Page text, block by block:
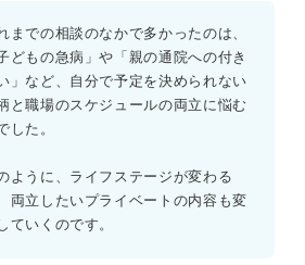
までの相談のなかで多かったのは、
どもの急病」や「親の通院への付き
」など、自分で予定を決められない
と職場のスケジュールの両立に悩む
した。
ように、ライフステージが変わる
両立したいプライベートの内容も変
ていくのです。